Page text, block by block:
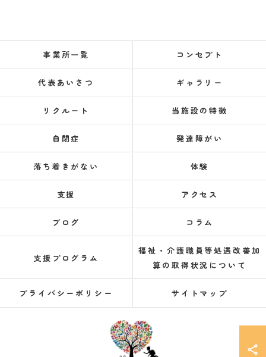
事業所一覧 コンセプト
代表あいさつ ギャラリー
リクルート 当施設の特徴
自閉症 発達障がい
落ち着きがない 体験
支援 アクセス
ブログ コラム
支援プログラム
福祉・介護職員等処遇改善加
算の取得状況について
プライバシーポリシー サイトマップ